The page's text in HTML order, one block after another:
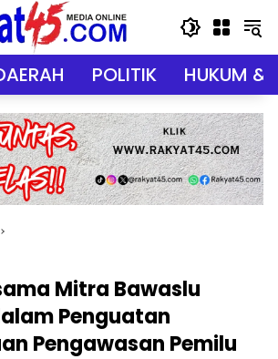
POLITIK HUKUM &
Mitra Bawaslu
Penguatan
Pengawasan Pemilu